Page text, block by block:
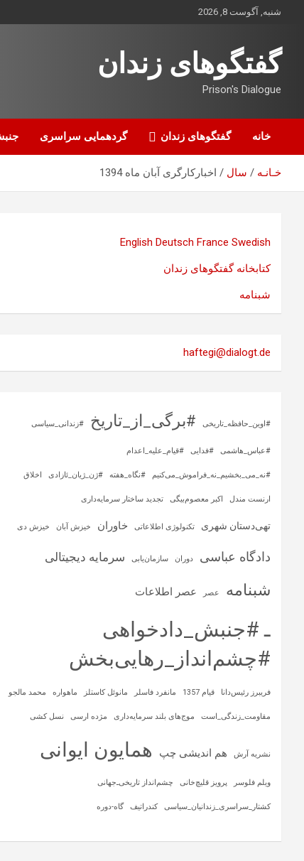
شنبه, آگوست 8, 2026
گفتگوهای زندان
Prison's Dialogue
خانه گفتگوهای زندان گردهمایی سراسری
خـانـه سال اخبارکارگری آبان ماه 1394
English Deutsch France Swedish
کتابخانه گفتگوهای زندان
شبنامه
haftegi@dialogt.de
#اوین_حافظه_تاریخی #برگی_از_تاریخ #زندانی_سیاسی
#عباس_هاشمی #فدایی #قیام_علیه_اعدام
#نه_می_بخشیم_نه_فراموش_می‌کنیم #نگاه_هفته #ژن_ژیان_ئازادی اخلاق
ارنست مندل اکبر معصوم‌بیگی تجدید ساختار سرمایه‌داری
تهی‌دستان شهری تکنولوژی اطلاعاتی خاوران خیزش آبان خیزش دی
دادگاه عباسی دوران سازمان‌یابی سرمایه‌ دیجیتالی
شبنامه عصر عصر اطلاعات
ـ #جنبش_دادخواهی
#چشم‌انداز_رهایی‌بخش
فریبرز رئیس‌دانا قیام 1357 مانفرد فاسلر مانوئل کاستلز ماهواره‌ محمد مالجو
مقاومت_زندگی_است موج‌های بلند سرمایه‌داری مژده ارسی نسل کشی
نشریه آرش هم اندیشی چپ همایون ایوانی
ویلم فلوسر پرویز قلیچ‌خانی چشم‌انداز تاریخی‌ـ‌جهانی
کشتار_سراسری_زندانیان_سیاسی کندراتیف گاه-دوره